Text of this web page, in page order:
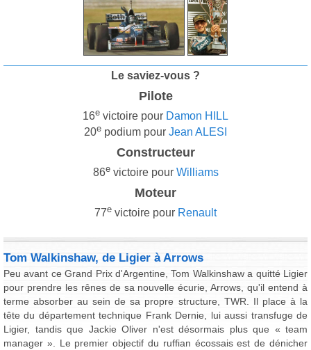
Le saviez-vous ?
Pilote
16e victoire pour Damon HILL
20e podium pour Jean ALESI
Constructeur
86evictoire pour Williams
Moteur
77e victoire pour Renault
Tom Walkinshaw, de Ligier à Arrows
Peu avant ce Grand Prix d'Argentine, Tom Walkinshaw a quitté Ligier
pour prendre les rênes de sa nouvelle écurie, Arrows, qu'il entend à
terme absorber au sein de sa propre structure, TWR. Il place à la
tête du département technique Frank Dernie, lui aussi transfuge de
Ligier, tandis que Jackie Oliver n'est désormais plus que « team
manager ». Le premier objectif du ruffian écossais est de dénicher